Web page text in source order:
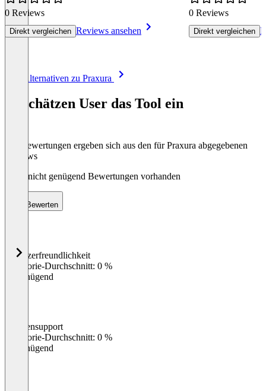
0 Reviews
Direkt vergleichen Reviews ansehen
0 Reviews
Direkt vergleichen
Alle Alternativen zu Praxura
So schätzen User das Tool ein
Die Bewertungen ergeben sich aus den für Praxura abgegebenen
Reviews
Noch nicht genügend Bewertungen vorhanden
Bewerten
%
Benutzerfreundlichkeit
Kategorie-Durchschnitt: 0 %
Ungenügend
Kundensupport
Kategorie-Durchschnitt: 0 %
Ungenügend